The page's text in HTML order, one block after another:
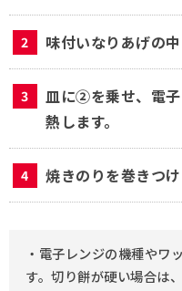
味付いなりあげの
皿に②を乗せ、電
熱します。
焼きのりを巻きつけ
・電子レンジの機種やワ
す。切り餅が硬い場合は